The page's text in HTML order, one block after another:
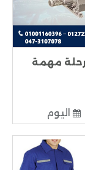
مهمة
اليوم